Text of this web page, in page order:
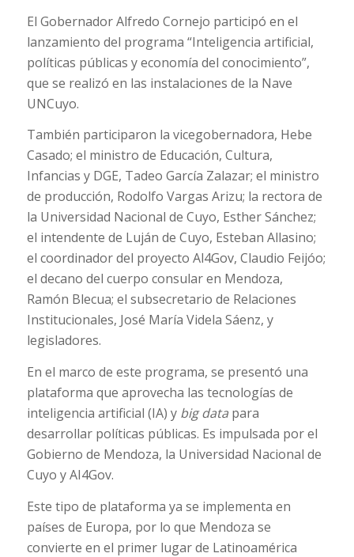
El Gobernador Alfredo Cornejo participó en el
lanzamiento del programa “Inteligencia artificial,
políticas públicas y economía del conocimiento”,
que se realizó en las instalaciones de la Nave
UNCuyo.
También participaron la vicegobernadora, Hebe
Casado; el ministro de Educación, Cultura,
Infancias y DGE, Tadeo García Zalazar; el ministro
de producción, Rodolfo Vargas Arizu; la rectora de
la Universidad Nacional de Cuyo, Esther Sánchez;
el intendente de Luján de Cuyo, Esteban Allasino;
el coordinador del proyecto Al4Gov, Claudio Feijóo;
el decano del cuerpo consular en Mendoza,
Ramón Blecua; el subsecretario de Relaciones
Institucionales, José María Videla Sáenz, y
legisladores.
En el marco de este programa, se presentó una
plataforma que aprovecha las tecnologías de
inteligencia artificial (IA) y big datapara
desarrollar políticas públicas. Es impulsada por el
Gobierno de Mendoza, la Universidad Nacional de
Cuyo y AI4Gov.
Este tipo de plataforma ya se implementa en
países de Europa, por lo que Mendoza se
convierte en el primer lugar de Latinoamérica